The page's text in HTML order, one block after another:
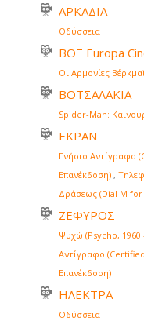
ΑΡΚΑΔΙΑ
Οδύσσεια
ΒΟΞ Europa
Οι Αρμονίες
ΒΟΤΣΑΛΑΚΙΑ
Spider-Man:
ΕΚΡΑΝ
Γνήσιο Αντίγραφο
Επανέκδοση) ,
Δράσεως (Dial M
ΖΕΦΥΡΟΣ
Ψυχώ (Psycho,
Αντίγραφο
Επανέκδοση)
ΗΛΕΚΤΡΑ
Οδύσσεια